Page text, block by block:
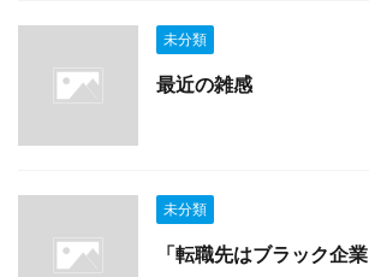
未分類
最近の雑感
未分類
「転職先はブラック企